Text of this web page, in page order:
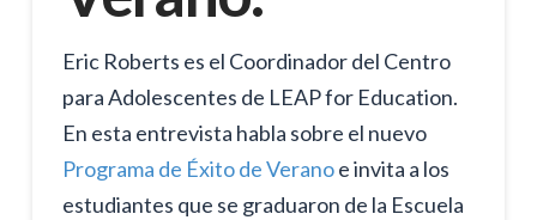
Eric Roberts es el Coordinador del Centro
para Adolescentes de LEAP for Education.
En esta entrevista habla sobre el nuevo
Programa de Éxito de Veranoe invita a los
estudiantes que se graduaron de la Escuela